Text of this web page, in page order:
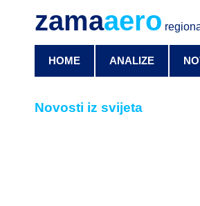
zamaaero
HOME ANALIZE
Novosti iz svijeta